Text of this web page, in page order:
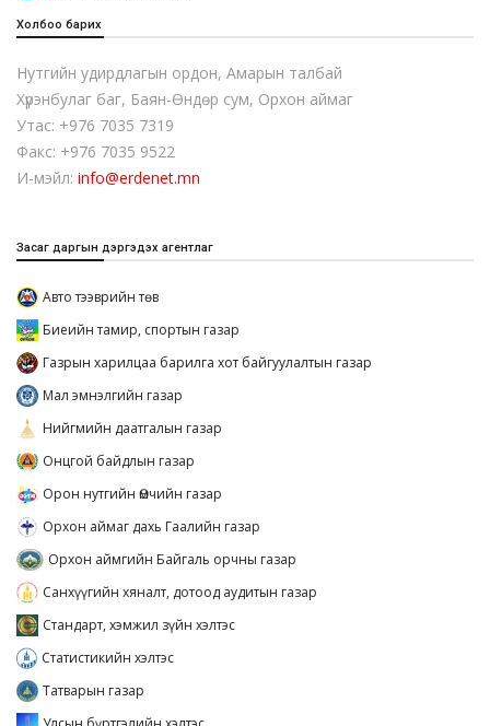
Холбоо барих
Нутгийн удирдлагын ордон, Амарын талбай
Хүрэнбулаг баг, Баян-Өндөр сум, Орхон аймаг
Утас: +976 7035 7319
Факс: +976 7035 9522
И-мэйл: info@erdenet.mn
Засаг даргын дэргэдэх агентлаг
Авто тээврийн төв
Биеийн тамир, спортын газар
Газрын харилцаа барилга хот байгуулалтын газар
Мал эмнэлгийн газар
Нийгмийн даатгалын газар
Онцгой байдлын газар
Орон нутгийн Өмчийн газар
Орхон аймаг дахь Гаалийн газар
Орхон аймгийн Байгаль орчны газар
Санхүүгийн хяналт, дотоод аудитын газар
Стандарт, хэмжил зүйн хэлтэс
Статистикийн хэлтэс
Татварын газар